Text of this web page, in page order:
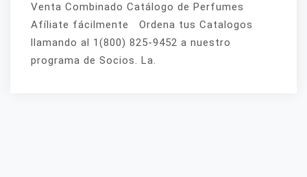
Venta Combinado Catálogo de Perfumes
Afíliate fácilmente Ordena tus Catalogos
llamando al 1(800) 825-9452 a nuestro
programa de Socios. La.